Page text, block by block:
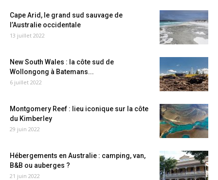
Cape Arid, le grand sud sauvage de
l’Australie occidentale
13 juillet 2022
New South Wales : la côte sud de
Wollongong à Batemans...
6 juillet 2022
Montgomery Reef : lieu iconique sur la côte
du Kimberley
29 juin 2022
Hébergements en Australie : camping, van,
B&B ou auberges ?
21 juin 2022